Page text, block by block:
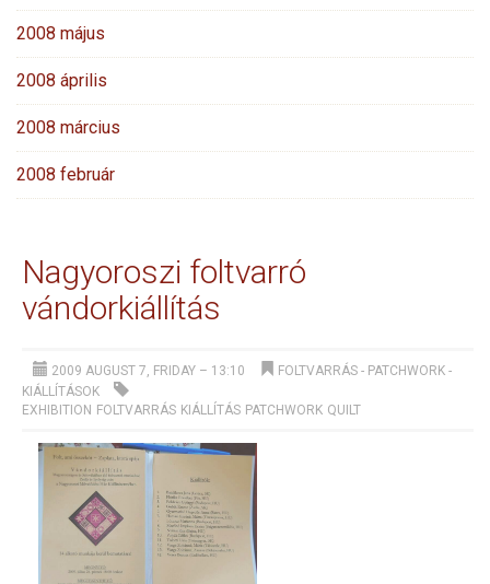
2008 május
2008 április
2008 március
2008 február
Nagyoroszi foltvarró
vándorkiállítás
2009 AUGUST 7, FRIDAY – 13:10 FOLTVARRÁS - PATCHWORK -
KIÁLLÍTÁSOK
EXHIBITION FOLTVARRÁS KIÁLLÍTÁS PATCHWORK QUILT